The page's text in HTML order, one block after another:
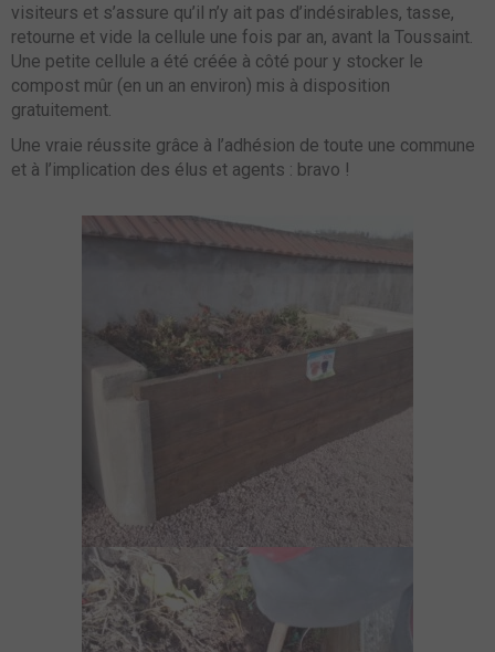
visiteurs et s’assure qu’il n’y ait pas d’indésirables, tasse,
retourne et vide la cellule une fois par an, avant la Toussaint.
Une petite cellule a été créée à côté pour y stocker le
compost mûr (en un an environ) mis à disposition
gratuitement.
Une vraie réussite grâce à l’adhésion de toute une commune
et à l’implication des élus et agents : bravo !